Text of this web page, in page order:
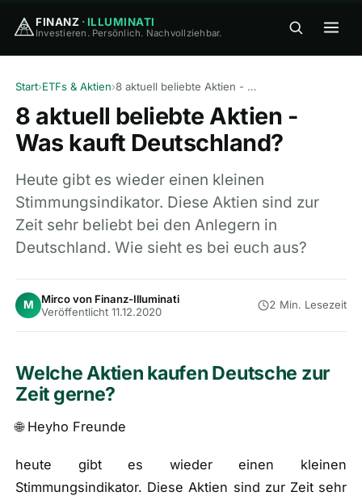
FINANZ · ILLUMINATI
Investieren. Persönlich. Nachvollziehbar.
FINANZ· ILLUMINATI
🏠Home
🎓Wissen
⚖️ Vergleiche ▾
🎁Empfehlungen
📰 Artikel
Wie finanziert sich diese Seite?
Start›ETFs & Aktien› 8 aktuell beliebte Aktien - Was kauft Deutschland?
8 aktuell beliebte Aktien -
Was kauft Deutschland?
Heute gibt es wieder einen kleinen
Stimmungsindikator. Diese Aktien sind zur
Zeit sehr beliebt bei den Anlegern in
Deutschland. Wie sieht es bei euch aus?
M
Mirco von Finanz-Illuminati
Veröffentlicht 11.12.2020
2 Min. Lesezeit
Welche Aktien kaufen Deutsche zur
Zeit gerne?
🌐 Heyho Freunde
heute gibt es wieder einen kleinen
Stimmungsindikator. Diese Aktien sind zur Zeit sehr